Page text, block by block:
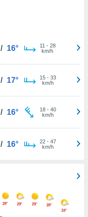
/ 16° 11 - 28
km/h
/ 17° 15- 33
km/h
/ 16° 18- 40
km/h
/ 16° 22- 47
km/h
29° 29° 29°
28°
24°